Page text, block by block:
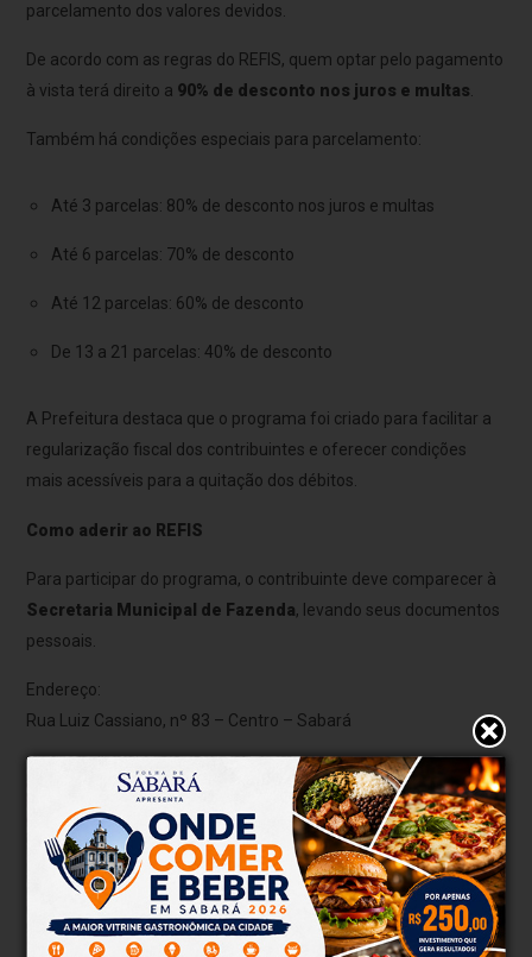
parcelamento dos valores devidos.
De acordo com as regras do REFIS, quem optar pelo pagamento
à vista terá direito a 90% de desconto nos juros e multas.
Também há condições especiais para parcelamento:
Até 3 parcelas: 80% de desconto nos juros e multas
Até 6 parcelas: 70% de desconto
Até 12 parcelas: 60% de desconto
De 13 a 21 parcelas: 40% de desconto
A Prefeitura destaca que o programa foi criado para facilitar a
regularização fiscal dos contribuintes e oferecer condições
mais acessíveis para a quitação dos débitos.
Como aderir ao REFIS
Para participar do programa, o contribuinte deve comparecer à
Secretaria Municipal de Fazenda, levando seus documentos
pessoais.
Endereço:
Rua Luiz Cassiano, nº 83 – Centro – Sabará
O prazo para adesão ao REFIS vai até15 de dezembro de
, às 16 horas.
Benefícios para o município
Além de beneficiar os contribuintes, a regularização das dívidas
também contribui para o fortalecimento das finanças